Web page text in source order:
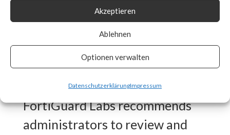
Akzeptieren
Ablehnen
Optionen verwalten
DatenschutzerklärungImpressum
Signature in place for CVE-
2024-21410 to detect any
vulnerable systems and auto
patch if enabled.
FortiGuard Labs recommends
administrators to review and